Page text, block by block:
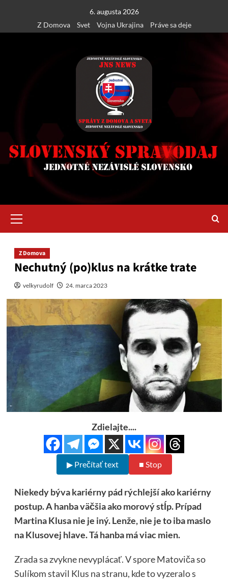
content
6. augusta 2026
Z Domova
Svet Vojna Ukrajina Práve sa deje
Menu
Z Domova
Nechutný (po)klus na krátke trate
velkyrudolf 24. marca 2023
Zdielajte....
▶ Prečítať text ■ Stop
Niekedy býva kariérny pád rýchlejší ako kariérny
postup. A hanba väčšia ako morový stĺp. Prípad
Martina Klusa nie je iný. Lenže, nie je to iba maslo
na Klusovej hlave. Tá hanba má viac mien.
Zrada sa zvykne nevyplácať. V spore Matoviča so
Sulíkom stavil Klus na stranu, kde to vyzeralo s